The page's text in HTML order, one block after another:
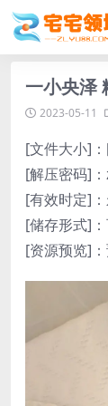
一小央泽
2023-05-11
[文件大小]
[解压密码]
[有效时定]
[储存形式]
[资源预览]